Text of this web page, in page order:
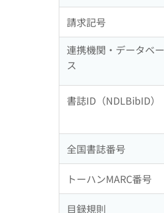
請求記号
連携機関・データベー
ス
書誌ID（NDLBibID）
全国書誌番号
トーハンMARC番号
目録規則